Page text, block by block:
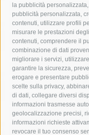
la pubblicità
pubblicità personalizzata,
contenuti, utilizzare profili
misurare le prestazioni
contenuti, comprendere il
combinazione di dati
migliorare i servizi,
garantire la sicurezza,
erogare e presentare
scelte sulla privacy,
di dati, collegare diversi
informazioni trasmesse
geolocalizzazione precisi,
informazioni richieste
revocare il tuo consenso
Asl Napoli 3 sud
castellammare di stabia
comune di sorrento
costiera amalfitana
fondazione sorrento
lavori
lorenzo
massimo coppola
penisola sorrentina
protezione civile